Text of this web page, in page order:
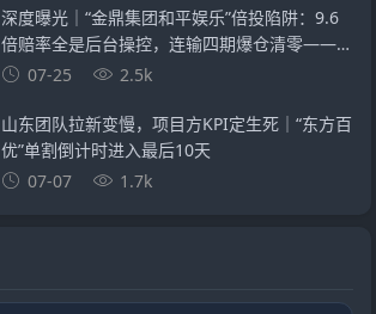
深度曝光｜“金鼎集团和平娱乐”倍投陷阱：9.6
倍赔率全是后台操控，连输四期爆仓清零——提
现？流水不足+账号异常+直接封禁
07-25 2.5k
山东团队拉新变慢，项目方KPI定生死｜“东方百
优”单割倒计时进入最后10天
07-07
1.7k